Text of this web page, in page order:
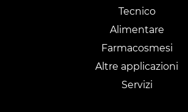
Tecnico
Alimentare
Farmacosmesi
Altre applicazioni
Servizi